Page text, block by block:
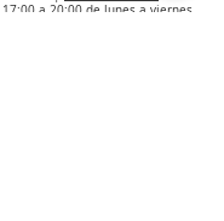
a 20:00 de lunes a viernes